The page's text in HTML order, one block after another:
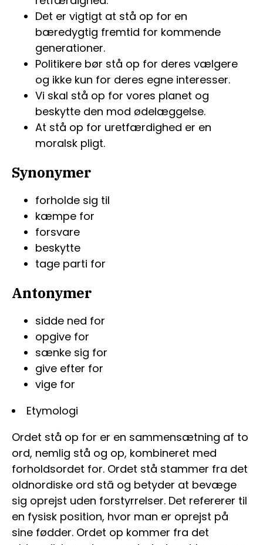
Det er vigtigt at stå op for en
bæredygtig fremtid for kommende
generationer.
Politikere bør stå op for deres vælgere
og ikke kun for deres egne interesser.
Vi skal stå op for vores planet og
beskytte den mod ødelæggelse.
At stå op for uretfærdighed er en
moralsk pligt.
Synonymer
forholde sig til
kæmpe for
forsvare
beskytte
tage parti for
Antonymer
sidde ned for
opgive for
sænke sig for
give efter for
vige for
Etymologi
Ordet stå op for er en sammensætning af to
ord, nemlig stå og op, kombineret med
forholdsordet for. Ordet stå stammer fra det
oldnordiske ord stā og betyder at bevæge
sig oprejst uden forstyrrelser. Det refererer til
en fysisk position, hvor man er oprejst på
sine fødder. Ordet op kommer fra det